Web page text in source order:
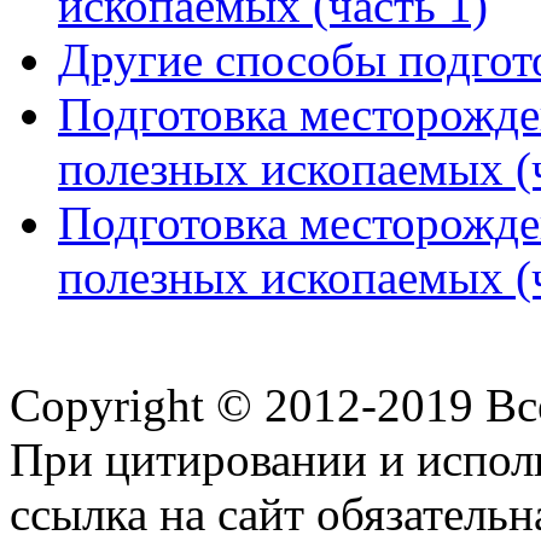
Другие способы
Подготовка
полезных ископаемых
Подготовка
полезных ископаемых
Copyright © 2012-2019
При цитировании и
ссылка на сайт